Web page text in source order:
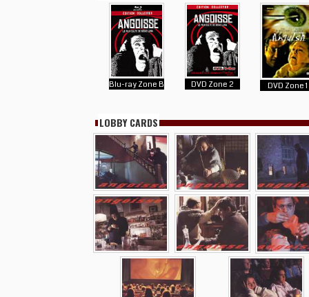
Blu-ray Zone B DVD Zone 2 DVD Zone 1
LOBBY CARDS